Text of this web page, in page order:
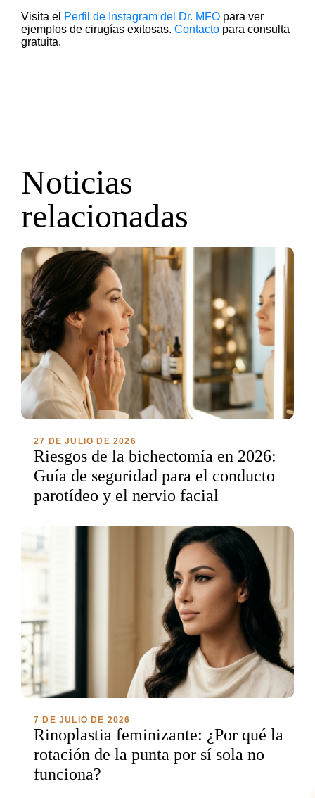
Visita el Perfil de Instagram del Dr. MFO para ver
ejemplos de cirugías exitosas. Contacto para consulta
gratuita.
Noticias
relacionadas
27 DE JULIO DE 2026
Riesgos de la bichectomía en 2026:
Guía de seguridad para el conducto
parotídeo y el nervio facial
7 DE JULIO DE 2026
Rinoplastia feminizante: ¿Por qué la
rotación de la punta por sí sola no
funciona?